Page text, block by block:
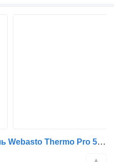
Автономный обогреватель Webasto Thermo Pro 5 A9608306361 для грузовика Mercedes-Benz